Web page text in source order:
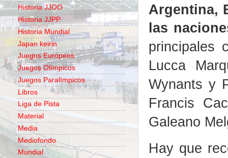
Argentina,
las
principales
Lucca
Wynants y
Francis
Galeano
Hay que
Historia JJOO
Historia JJPP
Historia Mundial
Japan keirin
Juegos Europeos
Juegos Olímpicos
Juegos Paralímpicos
Libros
Liga de Pista
Material
Media
Mediofondo
Mundial